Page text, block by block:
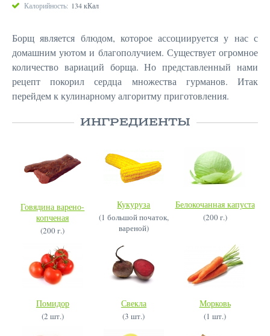
Калорийность: 134 кКал
Борщ является блюдом, которое ассоциируется у нас с
домашним уютом и благополучием. Существует огромное
количество вариаций борща. Но представленный нами
рецепт покорил сердца множества гурманов. Итак
перейдем к кулинарному алгоритму приготовления.
ИНГРЕДИЕНТЫ
Говядина варено-
копченая
(200 г.)
Кукуруза
(1 большой початок,
вареной)
Белокочанная капуста
(200 г.)
Помидор
(2 шт.)
Свекла
(3 шт.)
Морковь
(1 шт.)